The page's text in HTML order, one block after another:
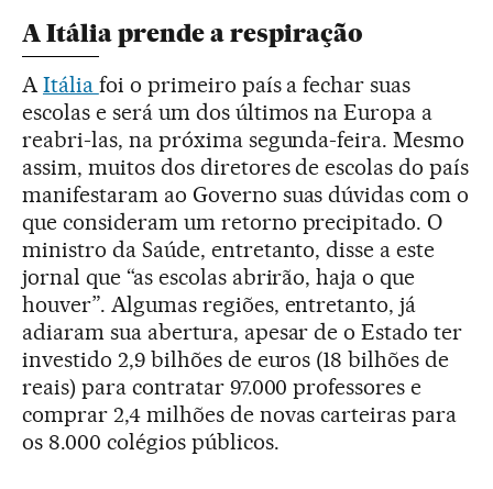
A Itália prende a respiração
AItália foi o primeiro país a fechar suas
escolas e será um dos últimos na Europa a
reabri-las, na próxima segunda-feira. Mesmo
assim, muitos dos diretores de escolas do país
manifestaram ao Governo suas dúvidas com o
que consideram um retorno precipitado. O
ministro da Saúde, entretanto, disse a este
jornal que “as escolas abrirão, haja o que
houver”. Algumas regiões, entretanto, já
adiaram sua abertura, apesar de o Estado ter
investido 2,9 bilhões de euros (18 bilhões de
reais) para contratar 97.000 professores e
comprar 2,4 milhões de novas carteiras para
os 8.000 colégios públicos.